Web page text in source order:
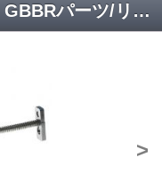
CyberGun/VFC FN SCAR-H GBBRパーツ/リコイルロッド&スプリング ASSY [CG-MK17G-SPC-01] [取寄]
>